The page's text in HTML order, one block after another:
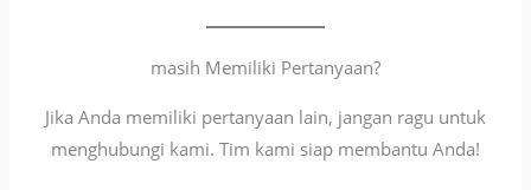
masih Memiliki Pertanyaan?
Jika Anda memiliki pertanyaan lain, jangan ragu untuk
menghubungi kami. Tim kami siap membantu Anda!